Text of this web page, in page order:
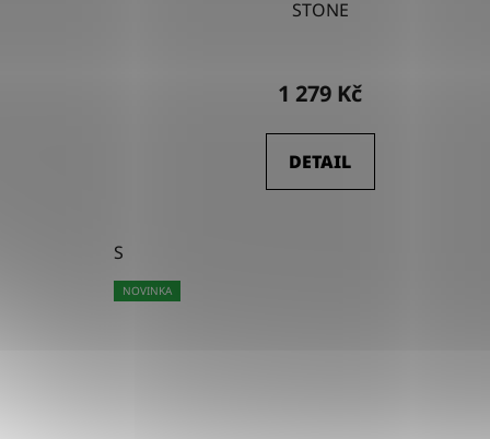
STONE
1 279 Kč
DETAIL
S
NOVINKA